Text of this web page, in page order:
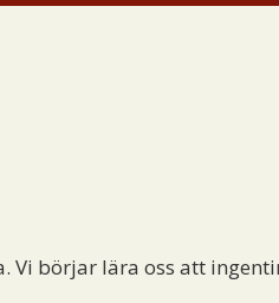
Vi börjar lära oss att